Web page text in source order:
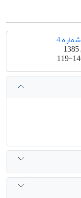
119-